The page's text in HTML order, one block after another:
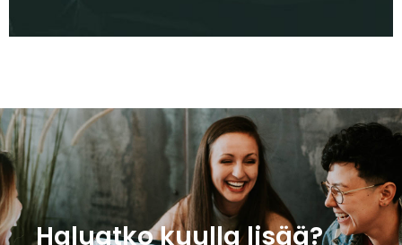
Haluatko kuulla lisää?